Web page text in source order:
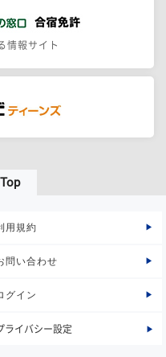
情報サイト
用規約
問い合わせ
グイン
ライバシー設定